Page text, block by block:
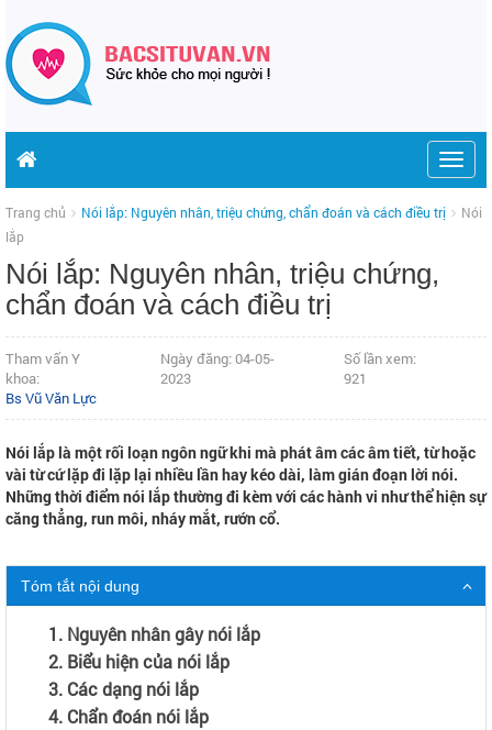
Trang chủ Nói lắp: Nguyên nhân, triệu chứng, chẩn đoán và cách điều trị
Nói
lắp
Nói lắp: Nguyên nhân, triệu chứng,
chẩn đoán và cách điều trị
Tham vấn Y
khoa:
Bs Vũ Văn Lực
Ngày đăng: 04-05-
2023
Số lần xem:
921
Nói lắp là một rối loạn ngôn ngữ khi mà phát âm các âm tiết, từ hoặc
vài từ cứ lặp đi lặp lại nhiều lần hay kéo dài, làm gián đoạn lời nói.
Những thời điểm nói lắp thường đi kèm với các hành vi như thể hiện sự
căng thẳng, run môi, nháy mắt, rướn cổ.
Tóm tắt nội dung
1. Nguyên nhân gây nói lắp
2. Biểu hiện của nói lắp
3. Các dạng nói lắp
4. Chẩn đoán nói lắp